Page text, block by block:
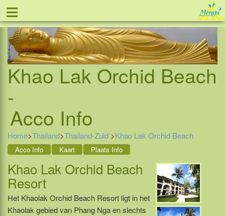
≡ Tel: 088 - 81 11 999
Khao Lak Orchid Beach
-
Acco Info
Home>Thailand>Thailand-Zuid >Khao Lak Orchid Beach
Acco Info Kaart Plaats Info
Khao Lak Orchid Beach
Resort
Het Khaolak Orchid Beach Resort ligt in het
Khaolak gebied van Phang Nga en slechts